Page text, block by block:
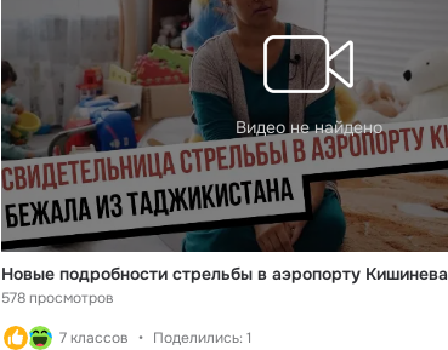
Видео не найдено
Новые подробности стрельбы в аэропорту Кишинева
578 просмотров
7 классов Поделились: 1